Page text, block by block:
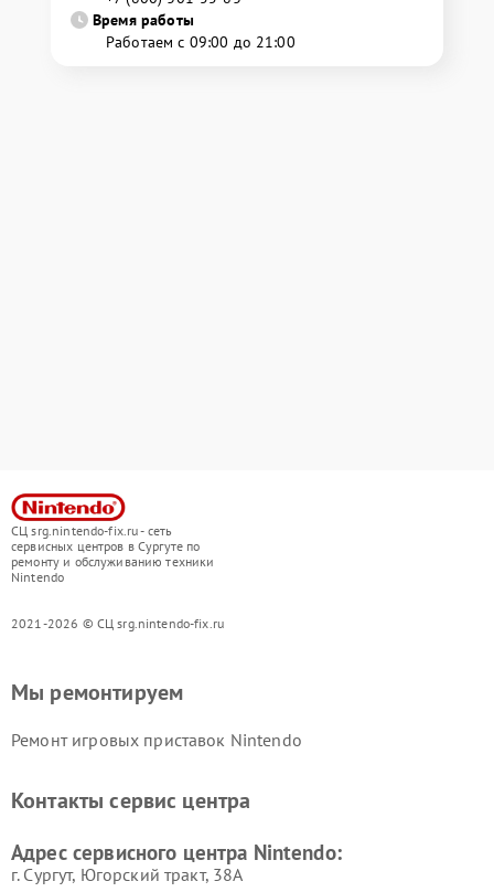
Время работы
Работаем с 09:00 до 21:00
СЦ srg.nintendo-fix.ru - сеть
сервисных центров в Сургуте по
ремонту и обслуживанию техники
Nintendo
2021-2026 © СЦ srg.nintendo-fix.ru
Мы ремонтируем
Ремонт игровых приставок Nintendo
Контакты сервис центра
Адрес сервисного центра Nintendo:
г. Сургут, Югорский тракт, 38А